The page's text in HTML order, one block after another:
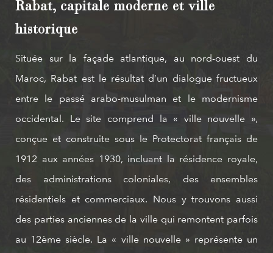
Rabat, capitale moderne et ville
historique
Située sur la façade atlantique, au nord-ouest du
Maroc, Rabat est le résultat d’un dialogue fructueux
entre le passé arabo-musulman et le modernisme
occidental. Le site comprend la « ville nouvelle »,
conçue et construite sous le Protectorat français de
1912 aux années 1930, incluant la résidence royale,
des administrations coloniales, des ensembles
résidentiels et commerciaux. Nous y trouvons aussi
des parties anciennes de la ville qui remontent parfois
au 12ème siècle. La « ville nouvelle » représente un